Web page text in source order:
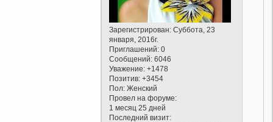
Зарегистрирован: Суббота, 23
января, 2016г.
Приглашений: 0
Сообщений: 6046
Уважение: +1478
Позитив: +3454
Пол: Женский
Провел на форуме:
1 месяц 25 дней
Последний визит: